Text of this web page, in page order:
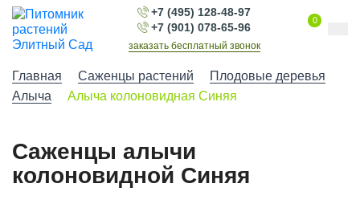
+7 (495) 128-48-97
+7 (901) 078-65-96
заказать бесплатный звонок
0
Главная Саженцы растений
Плодовые деревья
Алыча
Алыча колоновидная Синяя
Саженцы алычи
колоновидной Синяя